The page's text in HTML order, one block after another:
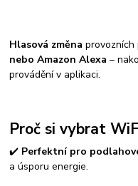
Hlasová změna provozních
nebo Amazon Alexa –
provádění v aplikaci.
Proč si vybrat
✔️ Perfektní pro
a úsporu energie.